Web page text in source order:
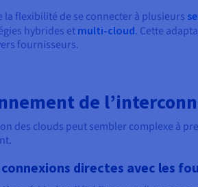
la flexibilité de se connecter à plusieurs
hybrides et multi-cloud. Cette
fournisseurs.
de
des clouds peut sembler complexe à
directes avec les